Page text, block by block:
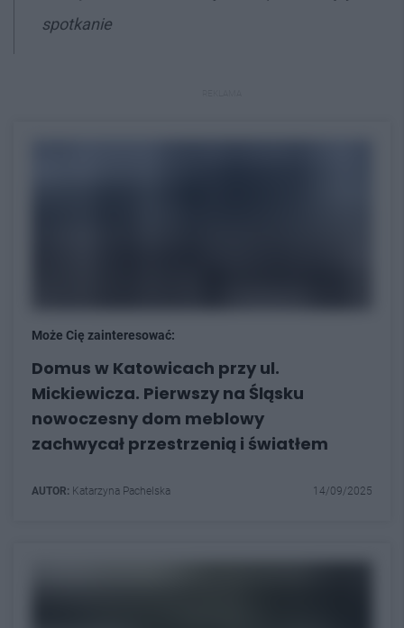
spotkanie
Może Cię zainteresować:
Domus w Katowicach przy ul.
Mickiewicza. Pierwszy na Śląsku
nowoczesny dom meblowy
zachwycał przestrzenią i światłem
AUTOR: Katarzyna Pachelska 14/09/2025